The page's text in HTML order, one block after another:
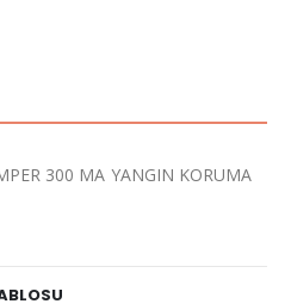
300 MA YANGIN KORUMA